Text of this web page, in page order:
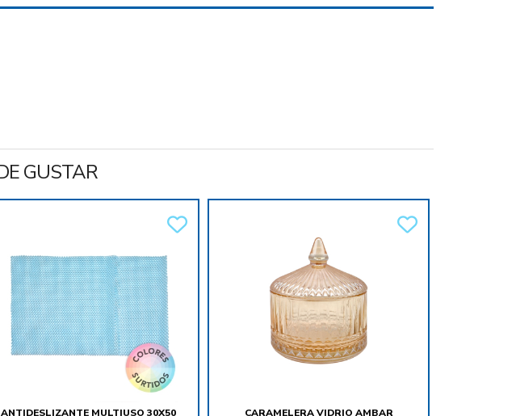
GUSTAR
ANTIDESLIZANTE MULTIUSO 30X50
CARAMELERA VIDRIO AMBAR